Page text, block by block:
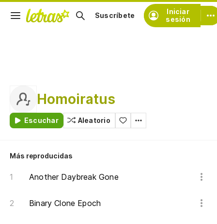
Iniciar
sesión
Suscríbete
Homoiratus
Escuchar Aleatorio
Más reproducidas
Another Daybreak Gone
Binary Clone Epoch